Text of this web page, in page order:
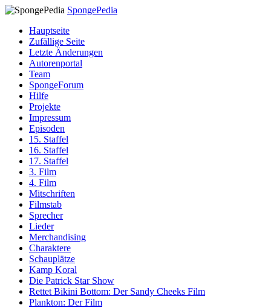
SpongePedia
Hauptseite
Zufällige Seite
Letzte Änderungen
Autorenportal
Team
SpongeForum
Hilfe
Projekte
Impressum
Episoden
15. Staffel
16. Staffel
17. Staffel
3. Film
4. Film
Mitschriften
Filmstab
Sprecher
Lieder
Merchandising
Charaktere
Schauplätze
Kamp Koral
Die Patrick Star Show
Rettet Bikini Bottom: Der Sandy Cheeks Film
Plankton: Der Film